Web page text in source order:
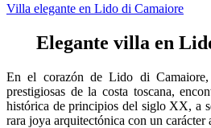
Villa elegante en Lido di Camaiore
Elegante villa en
En el corazón de Lido di
prestigiosas de la costa toscana,
histórica de principios del siglo XX, a
rara joya arquitectónica con un carácter